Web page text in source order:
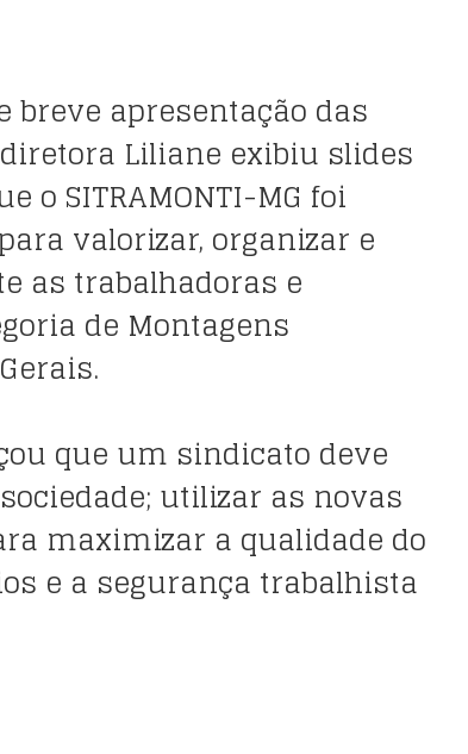
breve apresentação das
Liliane exibiu slides
o SITRAMONTI-MG foi
valorizar, organizar e
as trabalhadoras e
de Montagens
que um sindicato deve
utilizar as novas
maximizar a qualidade do
e a segurança trabalhista